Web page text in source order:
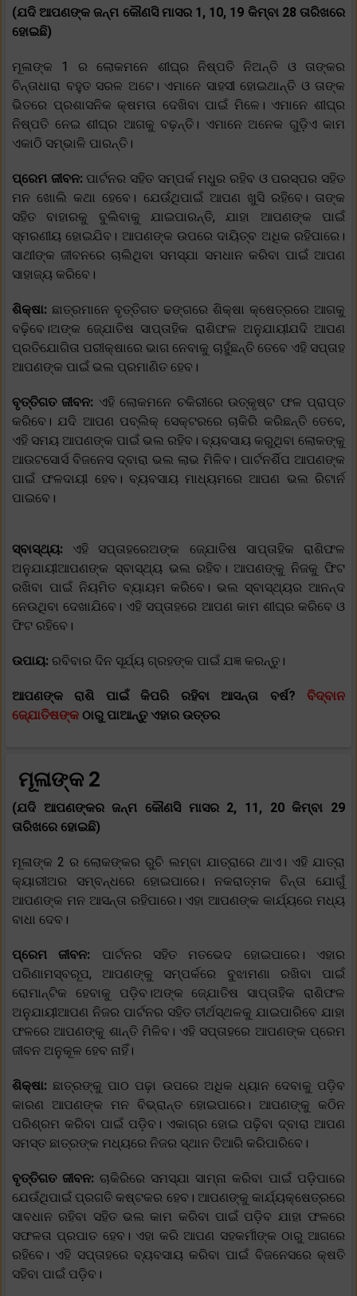
(ଯଦି ଆପଣଙ୍କ ଜନ୍ମ କୌଣସି ମାସର 1, 10, 19 କିମ୍ବା 28 ତାରିଖରେ
ହୋଇଛି)
ମୂଳାଙ୍କ 1 ର ଲୋକମନେ ଶୀଘ୍ର ନିଷ୍ପତି ନିଅନ୍ତି ଓ ତାଙ୍କର
ଚିନ୍ତାଧାରା ବହୁତ ସରଳ ଅଟେ। ଏମାନେ ସାହସୀ ହୋଇଥାନ୍ତି ଓ ତାଙ୍କ
ଭିତରେ ପ୍ରଶାସନିକ କ୍ଷମତା ଦେଖିବା ପାଇଁ ମିଳେ। ଏମାନେ ଶୀଘ୍ର
ନିଷ୍ପତି ନେଇ ଶୀଘ୍ର ଆଗକୁ ବଢ଼ନ୍ତି। ଏମାନେ ଅନେକ ଗୁଡ଼ିଏ କାମ
ଏକାଠି ସମ୍ଭାଳି ପାରନ୍ତି।
ପ୍ରେମ ଜୀବନ:ପାର୍ଟନର ସହିତ ସମ୍ପର୍କ ମଧୁର ରହିବ ଓ ପରସ୍ପର ସହିତ
ମନ ଖୋଲି କଥା ହେବେ। ଯେଉଁଥିପାଇଁ ଆପଣ ଖୁସି ରହିବେ। ତାଙ୍କ
ସହିତ ବାହାରକୁ ବୁଲିବାକୁ ଯାଇପାରନ୍ତି, ଯାହା ଆପଣଙ୍କ ପାଇଁ
ସ୍ମରଣୀୟ ହୋଇଯିବ। ଆପଣଙ୍କ ଉପରେ ଦାୟିତ୍ବ ଅଧିକ ରହିପାରେ।
ସାଥୀଙ୍କ ଜୀବନରେ ଚାଲିଥିବା ସମସ୍ଯା ସମଧାନ କରିବା ପାଇଁ ଆପଣ
ସାହାଜ୍ୟ କରିବେ।
ଶିକ୍ଷା: ଛାତ୍ରମାନେ ବୃତ୍ତିଗତ ଢଙ୍ଗରେ ଶିକ୍ଷା କ୍ଷେତ୍ରରେ ଆଗକୁ
ବଢ଼ିବେ।ଅଙ୍କ ଜ୍ଯୋତିଷ ସାପ୍ତାହିକ ରାଶିଫଳ ଅନୁଯାୟୀଯଦି ଆପଣ
ପ୍ରତିଯୋଗିତା ପରୀକ୍ଷାରେ ଭାଗ ନେବାକୁ ଚାହୁଁଛନ୍ତି ତେବେ ଏହି ସପ୍ତାହ
ଆପଣଙ୍କ ପାଇଁ ଭଲ ପ୍ରମାଣିତ ହେବ।
ବୃତ୍ତିଗତ ଜୀବନ: ଏହି ଲୋକମନେ ଚକିରୀରେ ଉତ୍କୃଷ୍ଟ ଫଳ ପ୍ରାପ୍ତ
କରିବେ। ଯଦି ଆପଣ ପବ୍ଲିକ୍ ସେକ୍ଟରରେ ଚାକିରି କରିଛନ୍ତି ତେବେ,
ଏହି ସମୟ ଆପଣଙ୍କ ପାଇଁ ଭଲ ରହିବ। ବ୍ୟବସାୟ କରୁଥିବା ଲୋକଙ୍କୁ
ଆଉଟସୋର୍ସ ବିଜନେସ ଦ୍ବାରା ଭଲ ଲାଭ ମିଳିବ। ପାର୍ଟନର୍ଶିପ ଆପଣଙ୍କ
ପାଇଁ ଫଳଦାୟୀ ହେବ। ବ୍ୟବସାୟ ମାଧ୍ୟମରେ ଆପଣ ଭଲ ରିଟାର୍ନ
ପାଇବେ।
ସ୍ବାସ୍ଥ୍ୟ: ଏହି ସପ୍ତାହରେଅଙ୍କ ଜ୍ଯୋତିଷ ସାପ୍ତାହିକ ରାଶିଫଳ
ଅନୁଯାୟୀଆପଣଙ୍କ ସ୍ବାସ୍ଥ୍ୟ ଭଲ ରହିବ। ଆପଣଙ୍କୁ ନିଜକୁ ଫିଟ
ରଖିବା ପାଇଁ ନିୟମିତ ବ୍ୟାୟମ କରିବେ। ଭଲ ସ୍ବାସ୍ଥ୍ୟର ଆନନ୍ଦ
ନେଉଥିବା ଦେଖାଯିବେ। ଏହି ସପ୍ତାହରେ ଆପଣ କାମ ଶୀଘ୍ର କରିବେ ଓ
ଫିଟ ରହିବେ।
ଉପାୟ: ରବିବାର ଦିନ ସୂର୍ଯ୍ୟ ଗ୍ରହଙ୍କ ପାଇଁ ଯଜ୍ଞ କରନ୍ତୁ।
ଆପଣଙ୍କ ରାଶି ପାଇଁ କିପରି ରହିବା ଆସନ୍ତା ବର୍ଷ? ବିଦ୍ବାନ
ଜ୍ଯୋତିଷଙ୍କ ଠାରୁ ପାଆନ୍ତୁ ଏହାର ଉତ୍ତର
ମୂଳାଙ୍କ 2
(ଯଦି ଆପଣଙ୍କର ଜନ୍ମ କୌଣସି ମାସର 2, 11, 20 କିମ୍ବା 29
ତାରିଖରେ ହୋଇଛି)
ମୂଳାଙ୍କ 2 ର ଲୋକଙ୍କର ରୁଚି ଲମ୍ବା ଯାତ୍ରାରେ ଥାଏ। ଏହି ଯାତ୍ରା
କ୍ୟାରୀଅର ସମ୍ବନ୍ଧରେ ହୋଇପାରେ। ନକରାତ୍ମକ ଚିନ୍ତା ଯୋଗୁଁ
ଆପଣଙ୍କ ମନ ଆସନ୍ତା ରହିପାରେ। ଏହା ଆପଣଙ୍କ କାର୍ଯ୍ୟରେ ମଧ୍ୟ
ବାଧା ଦେବ।
ପ୍ରେମ ଜୀବନ: ପାର୍ଟନର ସହିତ ମତଭେଦ ହୋଇପାରେ। ଏହାର
ପରିଣାମସ୍ବରୂପ, ଆପଣଙ୍କୁ ସମ୍ପର୍କରେ ବୁଝାମଣା ରଖିବା ପାଇଁ
ରୋମାନ୍ଟିକ ହେବାକୁ ପଡ଼ିବ।ଅଙ୍କ ଜ୍ଯୋତିଷ ସାପ୍ତାହିକ ରାଶିଫଳ
ଅନୁଯାୟୀଆପଣ ନିଜର ପାର୍ଟନର ସହିତ ତୀର୍ଥସ୍ଥଳକୁ ଯାଇପାରିବେ ଯାହା
ଫଳରେ ଆପଣଙ୍କୁ ଶାନ୍ତି ମିଳିବ। ଏହି ସପ୍ତାହରେ ଆପଣଙ୍କ ପ୍ରେମ
ଜୀବନ ଅନୁକୂଳ ହେବ ନାହିଁ।
ଶିକ୍ଷା: ଛାତ୍ରଙ୍କୁ ପାଠ ପଢ଼ା ଉପରେ ଅଧିକ ଧ୍ୟାନ ଦେବାକୁ ପଡ଼ିବ
କାରଣ ଆପଣଙ୍କ ମନ ବିଭ୍ରାନ୍ତ ହୋଇପାରେ। ଆପଣଙ୍କୁ କଠିନ
ପରିଶ୍ରମ କରିବା ପାଇଁ ପଡ଼ିବ। ଏକାଗ୍ର ହୋଇ ପଢ଼ିବା ଦ୍ବାରା ଆପଣ
ସମସ୍ତ ଛାତ୍ରଙ୍କ ମଧ୍ୟରେ ନିଜର ସ୍ଥାନ ତିଆରି କରିପାରିବେ।
ବୃତ୍ତିଗତ ଜୀବନ: ଚାକିରିରେ ସମସ୍ଯା ସାମ୍ନା କରିବା ପାଇଁ ପଡ଼ିପାରେ
ଯେଉଁଥିପାଇଁ ପ୍ରଗତି କଷ୍ଟକର ହେବ। ଆପଣଙ୍କୁ କାର୍ଯ୍ୟକ୍ଷେତ୍ରରେ
ସାବଧାନ ରହିବା ସହିତ ଭଲ କାମ କରିବା ପାଇଁ ପଡ଼ିବ ଯାହା ଫଳରେ
ସଫଳତା ପ୍ରପାତ ହେବ। ଏହା କରି ଆପଣ ସହକର୍ମୀଙ୍କ ଠାରୁ ଆଗରେ
ରହିବେ। ଏହି ସପ୍ତାହରେ ବ୍ୟବସାୟ କରିବା ପାଇଁ ବିଜନେସରେ କ୍ଷତି
ସହିବା ପାଇଁ ପଡ଼ିବ।